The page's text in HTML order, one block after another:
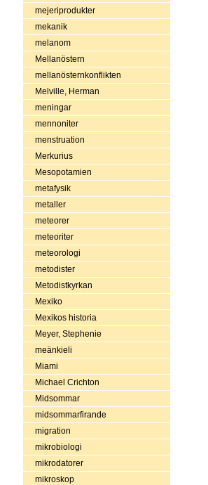
mejeriprodukter
mekanik
melanom
Mellanöstern
mellanösternkonflikten
Melville, Herman
meningar
mennoniter
menstruation
Merkurius
Mesopotamien
metafysik
metaller
meteorer
meteoriter
meteorologi
metodister
Metodistkyrkan
Mexiko
Mexikos historia
Meyer, Stephenie
meänkieli
Miami
Michael Crichton
Midsommar
midsommarfirande
migration
mikrobiologi
mikrodatorer
mikroskop